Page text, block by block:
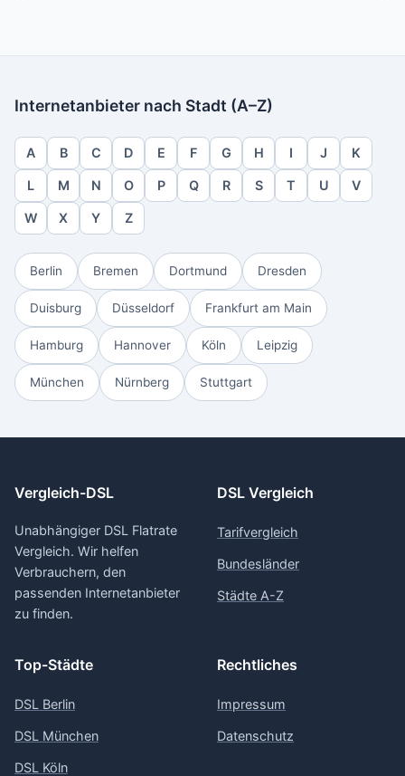
Internetanbieter nach Stadt (A–Z)
A B C D E F G H I J K
L M N O P Q R S T U V
W X Y Z
Berlin Bremen Dortmund Dresden
Duisburg Düsseldorf Frankfurt am Main
Hamburg Hannover Köln Leipzig
München Nürnberg Stuttgart
Vergleich-DSL
Unabhängiger DSL Flatrate
Vergleich. Wir helfen
Verbrauchern, den
passenden Internetanbieter
zu finden.
DSL Vergleich
Tarifvergleich
Bundesländer
Städte A-Z
Top-Städte
DSL Berlin
DSL München
DSL Köln
Rechtliches
Impressum
Datenschutz